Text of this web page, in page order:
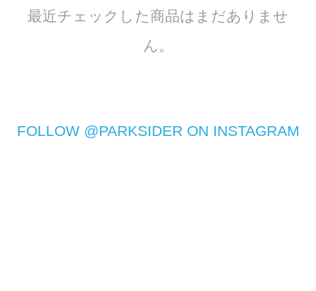
最近チェックした商品はまだありませ
ん。
FOLLOW @PARKSIDER ON INSTAGRAM